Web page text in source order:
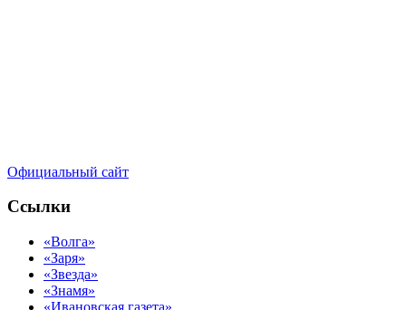
Официальный сайт
Ссылки
«Волга»
«Заря»
«Звезда»
«Знамя»
«Ивановская газета»